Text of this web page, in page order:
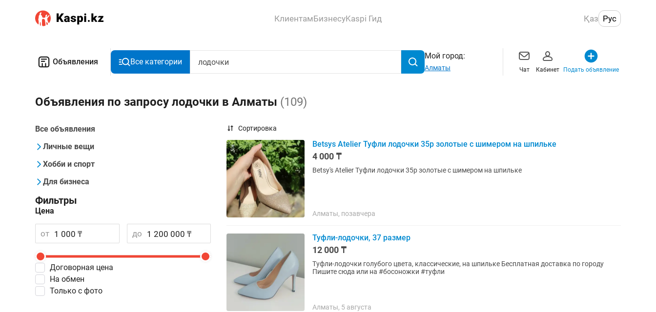
КлиентамБизнесуKaspi Гид Қаз Рус
Объявления Все категории
Мой город:
Алматы Чат Кабинет Подать объявление
Объявления по запросу лодочки в Алматы (109)
Все объявления
Личные вещи
Хобби и спорт
Для бизнеса
Фильтры
Цена
от до
Договорная цена
На обмен
Только с фото
Сортировка
Betsys Atelier Туфли лодочки 35р золотые с шимером на шпильке
4 000 ₸
Betsy's Atelier Туфли лодочки 35р золотые с шимером на шпильке
Алматы, позавчера
Туфли-лодочки, 37 размер
12 000 ₸
Туфли-лодочки голубого цвета, классические, на шпильке Бесплатная доставка по городу
Пишите сюда или на #босоножки #туфли
Алматы, 5 августа